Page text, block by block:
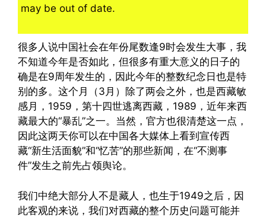
may be out of date.
很多人说中国社会在年份尾数逢9时会发生大事，我
不知道今年是否如此，但很多有重大意义的日子的
确是在9周年发生的，因此今年的整数纪念日也是特
别的多。这个月（3月）除了两会之外，也是西藏敏
感月，1959，第十四世逃离西藏，1989，近年来西
藏最大的“暴乱”之一。当然，官方也很清楚这一点，
因此这两天你可以在中国各大媒体上看到宣传西
藏“新生活面貌”和“忆苦”的那些新闻，在“不测事
件”发生之前先占领舆论。
我们中绝大部分人不是藏人，也生于1949之后，因
此客观的来说，我们对西藏的整个历史问题可能并